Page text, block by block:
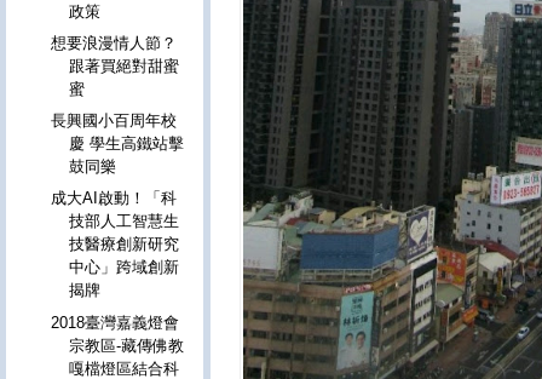
政策
想要浪漫情人節？
跟著買絕對甜蜜
蜜
長興國小百周年校
慶 學生高鐵站擊
鼓同樂
成大AI啟動！「科
技部人工智慧生
技醫療創新研究
中心」跨域創新
揭牌
2018臺灣嘉義燈會
宗教區-藏傳佛教
嘎檔燈區結合科